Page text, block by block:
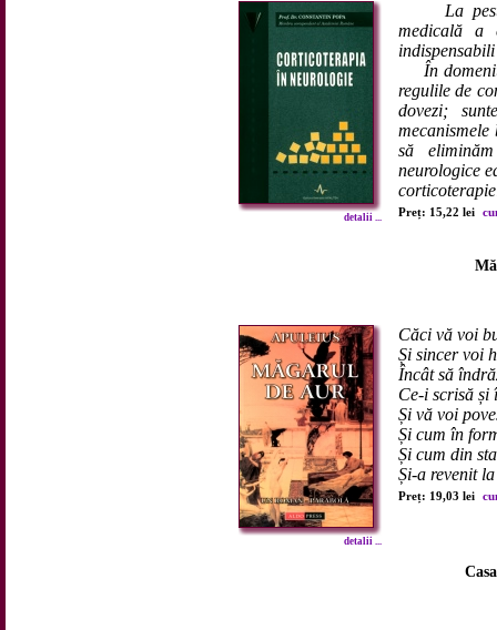
detalii ...
La
medicală a
În
regulile de
dovezi;
să
neurologice
Preț: 15,22 lei
detalii ...
Căci vă voi
Și sincer voi
Încât să
Ce-i scrisă și
Și vă voi
Și cum în
Și cum din
Și-a revenit
Preț: 19,03 lei